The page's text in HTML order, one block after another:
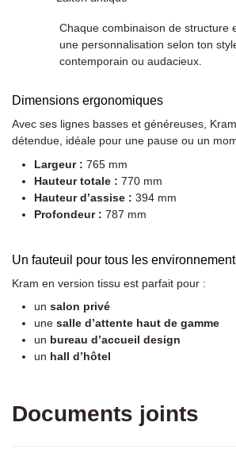
Chaque combinaison de structure
une personnalisation selon ton
contemporain ou audacieux.
Dimensions ergonomiques
Avec ses lignes basses et généreuses,
détendue, idéale pour une pause ou un
Largeur : 765 mm
Hauteur totale : 770 mm
Hauteur d’assise : 394 mm
Profondeur : 787 mm
Un fauteuil pour tous les
Kram en version tissu est parfait pour :
un salon privé
une salle d’attente haut de gamme
un bureau d’accueil design
un hall d’hôtel
Documents joints